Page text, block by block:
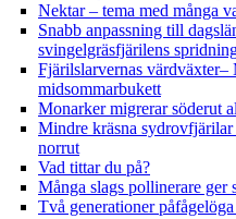
Nektar – tema med många
Snabb anpassning till
svingelgräsfjärilens
Fjärilslarvernas värdväxter–
midsommarbukett
Monarker migrerar söderut
Mindre kräsna sydrovfjärilar
norrut
Vad tittar du på?
Många slags pollinerare ger
Två generationer